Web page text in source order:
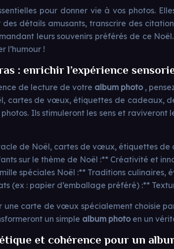
pour donner vie à vos photos.
détails amusants, transcrire des
leurs souvenirs préférés de ce
l’humour !
: enrichir l’expérience
de lecture de votre album photo ,
cartes de vœux, étiquettes de cadeaux,
Ils stimuleront les sens et
de Noël, cartes de vœux, étiquettes
sur le thème de Noël :** Créativité et
spéciales Noël :** Traditions culinaires,
(ex : papier d’emballage préféré) :**
une carte de vœux spécialement choisie
un simple album photo en un
et cohérence pour un